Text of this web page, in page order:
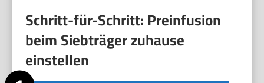
Schritt-für-Schritt: Preinfusion
beim Siebträger zuhause
einstellen